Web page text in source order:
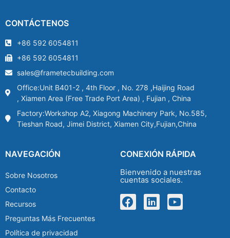
CONTÁCTENOS
+86 592 6054811
+86 592 6054811
sales@frametecbuilding.com
Office:Unit B401-2 , 4th Floor , No. 278 ,Haijing Road
, Xiamen Area (Free Trade Port Area) , Fujian , China
Factory:Workshop A2, Xiagong Machinery Park, No.585,
Tieshan Road, Jimei District, Xiamen City,Fujian,China
NAVEGACIÓN
Sobre Nosotros
Contacto
Recursos
Preguntas Más Frecuentes
Política de privacidad
CONEXIÓN RÁPIDA
Bienvenido a nuestras
cuentas sociales.